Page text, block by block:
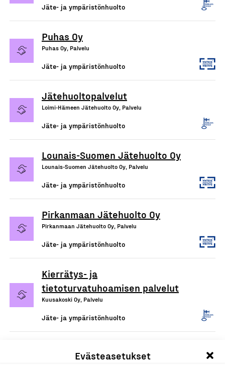
Evästeasetukset
Jäte- ja ympäristönhuolto
Puhas Oy
Puhas Oy, Palvelu
Jäte- ja ympäristönhuolto
Jätehuoltopalvelut
Loimi-Hämeen Jätehuolto Oy, Palvelu
Jäte- ja ympäristönhuolto
Lounais-Suomen Jätehuolto Oy
Lounais-Suomen Jätehuolto Oy, Palvelu
Jäte- ja ympäristönhuolto
Pirkanmaan Jätehuolto Oy
Pirkanmaan Jätehuolto Oy, Palvelu
Jäte- ja ympäristönhuolto
Kierrätys- ja
tietoturvatuhoamisen palvelut
Kuusakoski Oy, Palvelu
Jäte- ja ympäristönhuolto
kierrätyspalvelut